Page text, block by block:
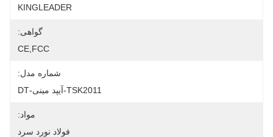
KINGLEADER
گواهی:
CE,FCC
شماره مدل:
TSK2011-آیپد مینی-DT
مواد:
فولاد نورد سرد